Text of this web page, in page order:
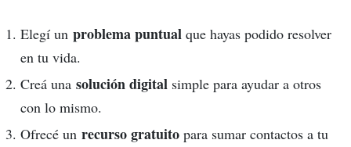
Elegí un problema puntual que hayas podido resolver
en tu vida.
Creá una solución digital simple para ayudar a otros
con lo mismo.
Ofrecé un recurso gratuito para sumar contactos a tu